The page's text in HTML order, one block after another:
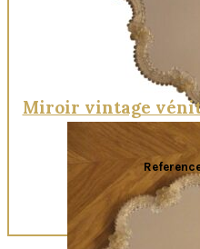
Miroir vintage